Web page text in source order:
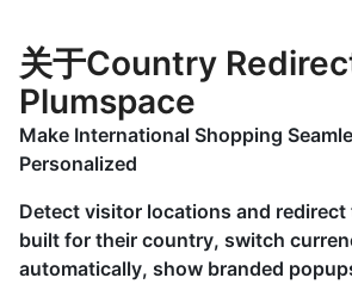
关于Country
Plumspace
Make International Shopping
Personalized
Detect visitor locations and
built for their country, switch
automatically, show branded